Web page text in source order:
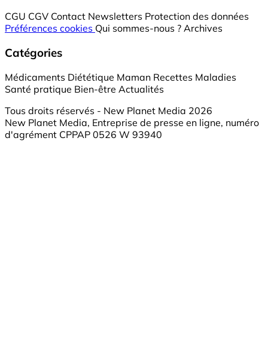
CGU CGV Contact Newsletters Protection des données
Préférences cookies Qui sommes-nous ? Archives
Catégories
Médicaments Diététique Maman Recettes Maladies
Santé pratique Bien-être Actualités
Tous droits réservés - New Planet Media 2026
New Planet Media, Entreprise de presse en ligne, numéro
d'agrément CPPAP 0526 W 93940